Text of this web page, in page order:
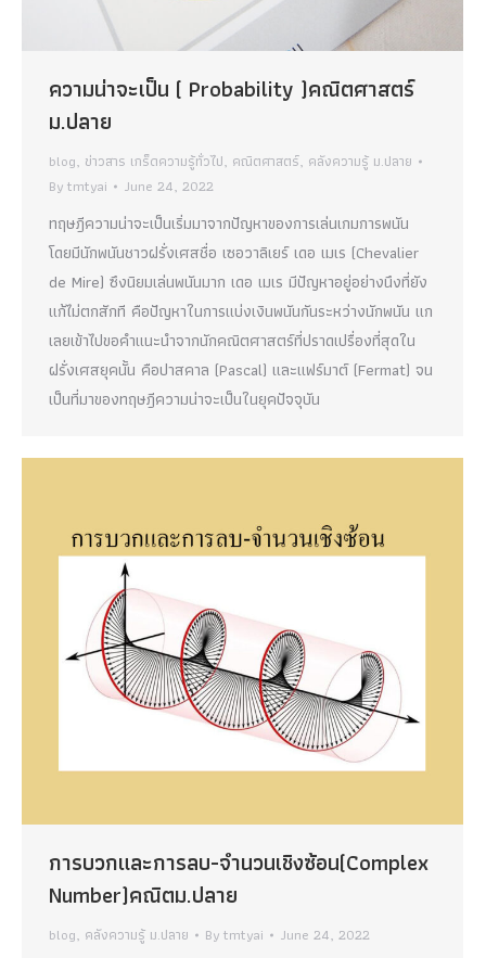
ความน่าจะเป็น ( Probability )คณิตศาสตร์
ม.ปลาย
blog, ข่าวสาร เกร็ดความรู้ทั่วไป, คณิตศาสตร์, คลังความรู้ ม.ปลาย
Bytmtyai June 24, 2022
ทฤษฎีความน่าจะเป็นเริ่มมาจากปัญหาของการเล่นเกมการพนัน
โดยมีนักพนันชาวฝรั่งเศสชื่อ เซอวาลิเยร์ เดอ เมเร (Chevalier
de Mire) ซึงนิยมเล่นพนันมาก เดอ เมเร มีปัญหาอยู่อย่างนึงที่ยัง
แก้ไม่ตกสักที คือปัญหาในการแบ่งเงินพนันกันระหว่างนักพนัน แก
เลยเข้าไปขอคำแนะนำจากนักคณิตศาสตร์ที่ปราดเปรื่องที่สุดใน
ฝรั่งเศสยุคนั้น คือปาสคาล (Pascal) และแฟร์มาต์ (Fermat) จน
เป็นที่มาของทฤษฎีความน่าจะเป็นในยุคปัจจุบัน
การบวกและการลบ-จำนวนเชิงซ้อน(Complex
Number)คณิตม.ปลาย
blog, คลังความรู้ ม.ปลาย Bytmtyai June 24, 2022